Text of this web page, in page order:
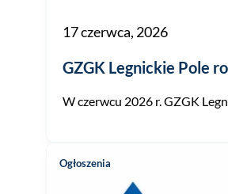
17 czerwca, 2026
GZGK Legnickie Pole
W czerwcu 2026 r. GZGK
Ogłoszenia